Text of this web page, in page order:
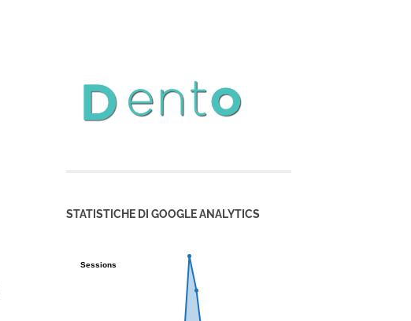
STATISTICHE DI GOOGLE ANALYTICS
Sessions
Sessions